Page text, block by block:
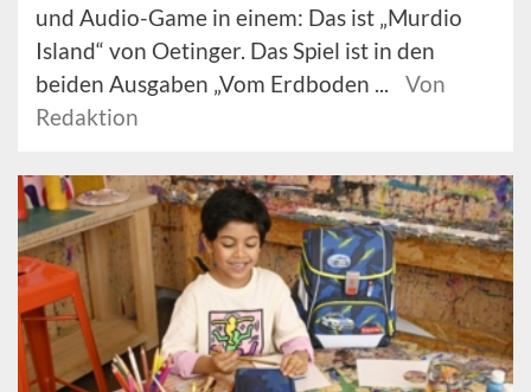
und Audio-Game in einem: Das ist „Murdio
Island“ von Oetinger. Das Spiel ist in den
beiden Ausgaben „Vom Erdboden ...
Von
Redaktion